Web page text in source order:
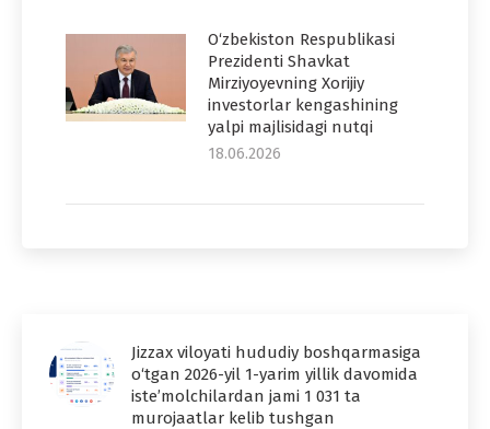
O‘zbekiston Respublikasi
Prezidenti Shavkat
Mirziyoyevning Xorijiy
investorlar kengashining
yalpi majlisidagi nutqi
18.06.2026
Jizzax viloyati hududiy boshqarmasiga
o‘tgan 2026-yil 1-yarim yillik davomida
iste’molchilardan jami 1 031 ta
murojaatlar kelib tushgan